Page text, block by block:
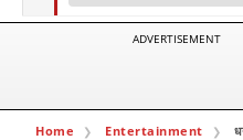
ADVERTISEMENT
Home Entertainment